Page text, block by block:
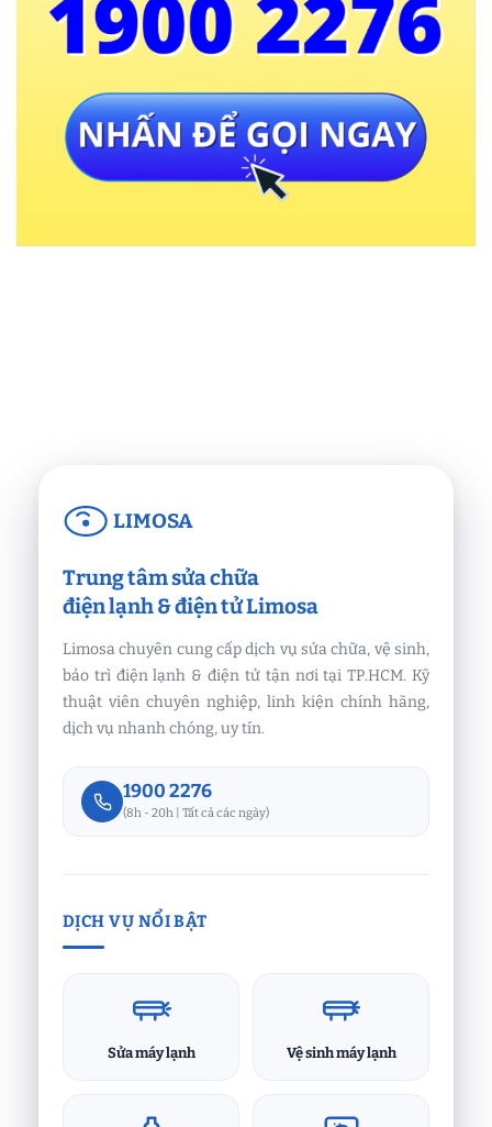
LIMOSA
Trung tâm sửa chữa
điện lạnh & điện tử Limosa
Limosa chuyên cung cấp dịch vụ sửa chữa, vệ sinh,
bảo trì điện lạnh & điện tử tận nơi tại TP.HCM. Kỹ
thuật viên chuyên nghiệp, linh kiện chính hãng,
dịch vụ nhanh chóng, uy tín.
1900 2276
(8h - 20h | Tất cả các ngày)
DỊCH VỤ NỔI BẬT
Sửa máy lạnh Vệ sinh máy lạnh